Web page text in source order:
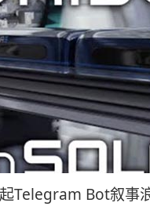
Telegram Bot叙事